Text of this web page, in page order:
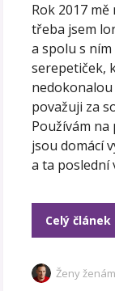
Rok 2017
třeba jsem
a spolu s
serepetiček,
považuji za
Používám
jsou domácí
a ta poslední
Celý článek
Ženy ženám